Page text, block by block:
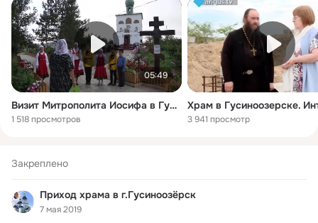
05:49
Визит Митрополита Иосифа в Гусноозерск Селингинского района Республики Бурятия
1 518 просмотров 3 941 просмотр
Закреплено
Приход храма в г.Гусиноозёрск
7 мая 2019